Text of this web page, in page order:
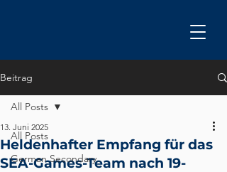
Beitrag
All Posts
German Secondary
All Posts
Heldenhafter Empfang für das
SEA-Games-Team nach 19-
13. Juni 2025